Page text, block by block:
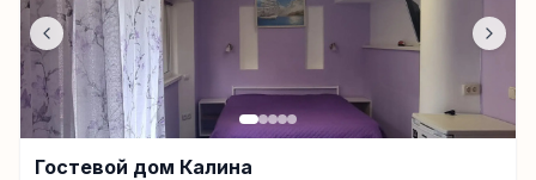
Гостевой дом Калина